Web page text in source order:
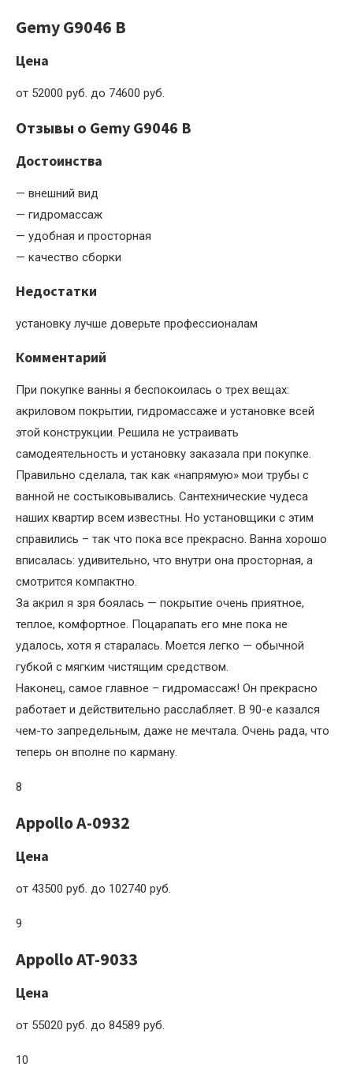
Gemy G9046 B
Цена
от 52000 руб. до 74600 руб.
Отзывы о Gemy G9046 B
Достоинства
— внешний вид
— гидромассаж
— удобная и просторная
— качество сборки
Недостатки
установку лучше доверьте профессионалам
Комментарий
При покупке ванны я беспокоилась о трех вещах:
акриловом покрытии, гидромассаже и установке всей
этой конструкции. Решила не устраивать
самодеятельность и установку заказала при покупке.
Правильно сделала, так как «напрямую» мои трубы с
ванной не состыковывались. Сантехнические чудеса
наших квартир всем известны. Но установщики с этим
справились – так что пока все прекрасно. Ванна хорошо
вписалась: удивительно, что внутри она просторная, а
смотрится компактно.
За акрил я зря боялась — покрытие очень приятное,
теплое, комфортное. Поцарапать его мне пока не
удалось, хотя я старалась. Моется легко — обычной
губкой с мягким чистящим средством.
Наконец, самое главное – гидромассаж! Он прекрасно
работает и действительно расслабляет. В 90-е казался
чем-то запредельным, даже не мечтала. Очень рада, что
теперь он вполне по карману.
8
Appollo A-0932
Цена
от 43500 руб. до 102740 руб.
9
Appollo AT-9033
Цена
от 55020 руб. до 84589 руб.
10